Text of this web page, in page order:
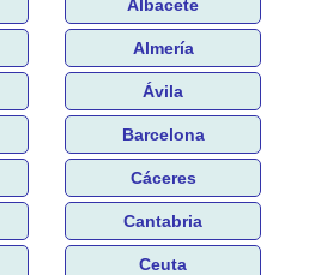
Albacete
Almería
Ávila
Barcelona
Cáceres
Cantabria
Ceuta